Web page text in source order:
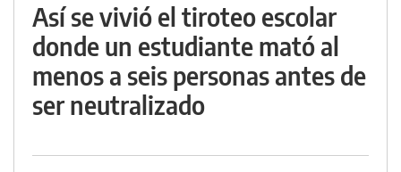
Así se vivió el tiroteo escolar
donde un estudiante mató al
menos a seis personas antes de
ser neutralizado